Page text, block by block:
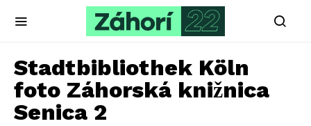
Stadtbibliothek Köln
foto Záhorská knižnica
Senica 2